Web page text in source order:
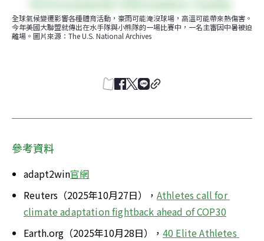
全球氣候變遷影響各種體育活動，豪雨可能淹沒球場，高溫可能帶來熱傷害。
今年美國大聯盟就傳出在水手隊與小熊隊的一場比賽中，一名主審因中暑被迫
離場。圖片來源：The U.S. National Archives
參考資料
adapt2win官網
Reuters（2025年10月27日）， Athletes call for
climate adaptation fightback ahead of COP30
Earth.org（2025年10月28日）， 40 Elite Athletes